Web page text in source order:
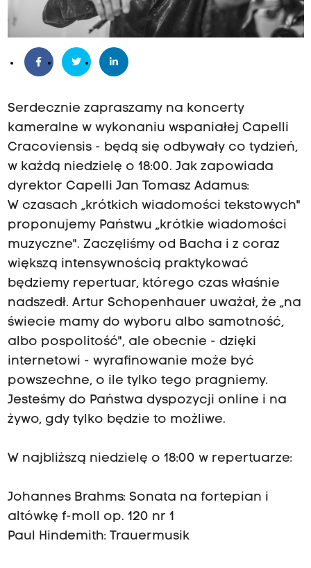
Serdecznie zapraszamy na koncerty
kameralne w wykonaniu wspaniałej Capelli
Cracoviensis - będą się odbywały co tydzień,
w każdą niedzielę o 18:00. Jak zapowiada
dyrektor Capelli Jan Tomasz Adamus:
W czasach „krótkich wiadomości tekstowych"
proponujemy Państwu „krótkie wiadomości
muzyczne". Zaczęliśmy od Bacha i z coraz
większą intensywnością praktykować
będziemy repertuar, którego czas właśnie
nadszedł. Artur Schopenhauer uważał, że „na
świecie mamy do wyboru albo samotność,
albo pospolitość", ale obecnie - dzięki
internetowi - wyrafinowanie może być
powszechne, o ile tylko tego pragniemy.
Jesteśmy do Państwa dyspozycji online i na
żywo, gdy tylko będzie to możliwe.
W najbliższą niedzielę o 18:00 w repertuarze:
Johannes Brahms: Sonata na fortepian i
altówkę f-moll op. 120 nr 1
Paul Hindemith: Trauermusik